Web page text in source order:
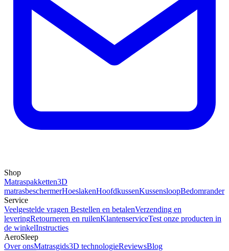
Shop
Matraspakketten3D
matrasbeschermerHoeslakenHoofdkussenKussensloopBedomrander
Service
Veelgestelde vragen Bestellen en betalenVerzending en
leveringRetourneren en ruilenKlantenserviceTest onze producten in
de winkelInstructies
AeroSleep
Over onsMatrasgids3D technologieReviewsBlog